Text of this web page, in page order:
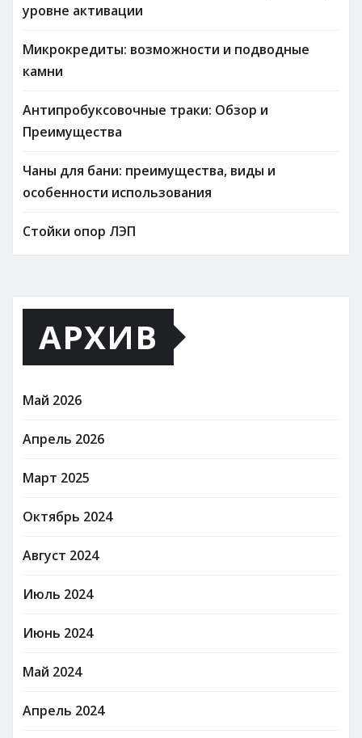
уровне активации
Микрокредиты: возможности и подводные
камни
Антипробуксовочные траки: Обзор и
Преимущества
Чаны для бани: преимущества, виды и
особенности использования
Стойки опор ЛЭП
АРХИВ
Май 2026
Апрель 2026
Март 2025
Октябрь 2024
Август 2024
Июль 2024
Июнь 2024
Май 2024
Апрель 2024